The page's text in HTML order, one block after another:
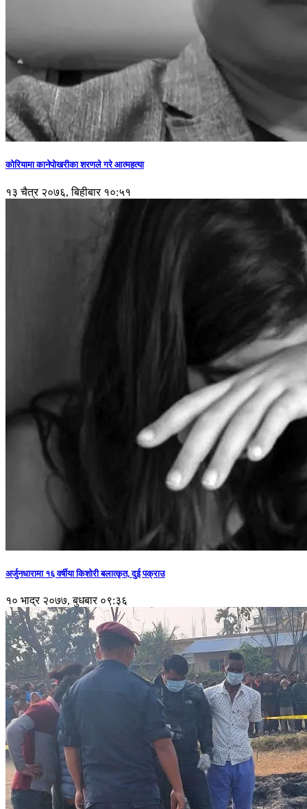
कोरियामा कानेपोखरीका शरणले गरे आत्महत्या
१३ चैत्र २०७६, बिहीबार १०:५१
अर्जुनधारामा १६ वर्षीया किशोरी बलात्कृत, दुई पक्राउ
१० भाद्र २०७७, बुधबार ०९:३६